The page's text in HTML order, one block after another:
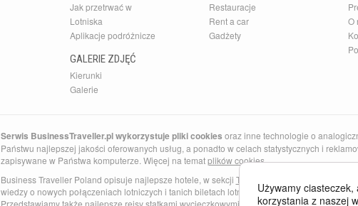
Jak przetrwać w
Lotniska
Aplikacje podróżnicze
GALERIE ZDJĘĆ
Kierunki
Galerie
Restauracje
Rent a car
Gadżety
O
Serwis BusinessTraveller.pl wykorzystuje pliki cookies oraz inne technologie o
Państwu najlepszej jakości oferowanych usług, a ponadto w celach statystycznych i
zapisywane w Państwa komputerze. Więcej na tematplików cookies.
Business Traveller Poland opisuje najlepsze hotele, w sekcji Tried and Tested
wiedzy o nowych połączeniach lotniczych i tanich biletach lotniczych do Anglii i Barcelony.
Używamy
korzystania z naszej